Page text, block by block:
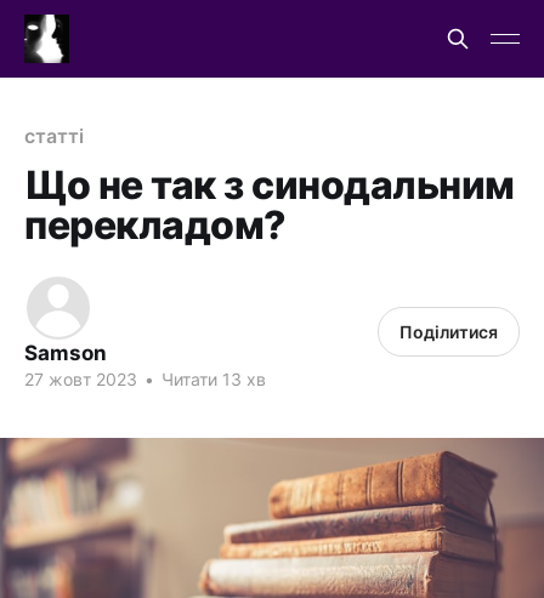
статті
Що не так з синодальним
перекладом?
Samson
27 жовт 2023 • Читати 13 хв
Поділитися